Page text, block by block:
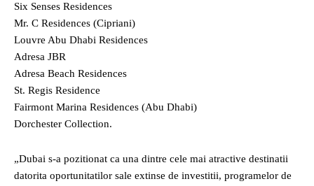
Six Senses Residences
Mr. C Residences (Cipriani)
Louvre Abu Dhabi Residences
Adresa JBR
Adresa Beach Residences
St. Regis Residence
Fairmont Marina Residences (Abu Dhabi)
Dorchester Collection.
„Dubai s-a pozitionat ca una dintre cele mai atractive destinatii
datorita oportunitatilor sale extinse de investitii, programelor de